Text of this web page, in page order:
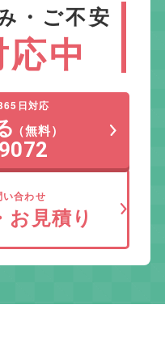
・ご不安
応中
日対応
（無料）
合わせ
お見積り